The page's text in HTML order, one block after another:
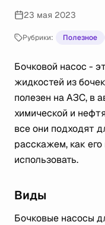
23 мая 2023
Рубрики: Полезное
Бочковой насос -
жидкостей из
полезен на АЗС, в
химической и
все они подходят
расскажем, как
использовать.
Виды
Бочковые насосы